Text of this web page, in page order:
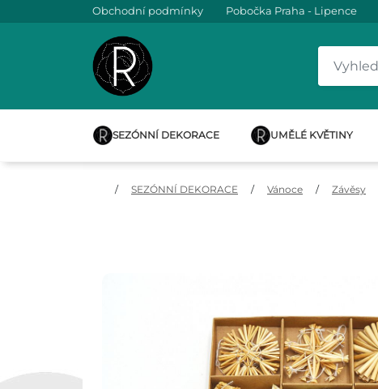
Obchodní podmínky Pobočka Praha - Lipence
SEZÓNNÍ DEKORACE UMĚLÉ KVĚTINY
/ SEZÓNNÍ DEKORACE / Vánoce / Závěsy